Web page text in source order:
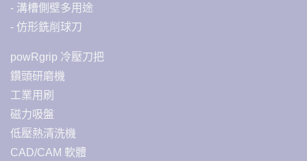
- 溝槽側壁多用途
- 仿形銑削球刀
powRgrip 冷壓刀把
鑽頭研磨機
工業用刷
磁力吸盤
低壓熱清洗機
CAD/CAM 軟體